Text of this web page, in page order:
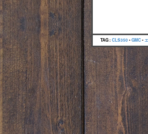
TAG : CLS350•GMC•